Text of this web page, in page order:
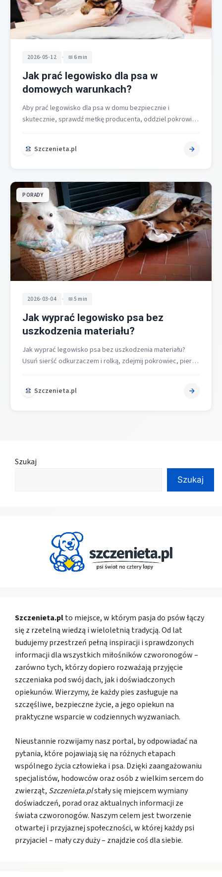
2026-05-12 • 6 min
Jak prać legowisko dla psa w
domowych warunkach?
Aby prać legowisko dla psa w domu bezpiecznie i
skutecznie, sprawdź metkę producenta, oddziel pokrowiec
Szczenieta.pl
PORADY
2026-03-04 • 5 min
Jak wyprać legowisko psa bez
uszkodzenia materiału?
Jak wyprać legowisko psa bez uszkodzenia materiału?
Usuń sierść odkurzaczem i rolką, zdejmij pokrowiec, pierz
Szczenieta.pl
Szukaj
Szukaj
Szczenieta.plto miejsce, w którym pasja do psów łączy
się z rzetelną wiedzą i wieloletnią tradycją. Od lat
budujemy przestrzeń pełną inspiracji i sprawdzonych
informacji dla wszystkich miłośników czworonogów –
zarówno tych, którzy dopiero rozważają przyjęcie
szczeniaka pod swój dach, jak i doświadczonych
opiekunów. Wierzymy, że każdy pies zasługuje na
szczęśliwe, bezpieczne życie, a jego opiekun na
praktyczne wsparcie w codziennych wyzwaniach.
Nieustannie rozwijamy nasz portal, by odpowiadać na
pytania, które pojawiają się na różnych etapach
wspólnego życia człowieka i psa. Dzięki zaangażowaniu
specjalistów, hodowców oraz osób z wielkim sercem do
zwierząt, Szczenieta.plstały się miejscem wymiany
doświadczeń, porad oraz aktualnych informacji ze
świata czworonogów. Naszym celem jest tworzenie
otwartej i przyjaznej społeczności, w której każdy psi
przyjaciel – mały czy duży – znajdzie coś dla siebie.